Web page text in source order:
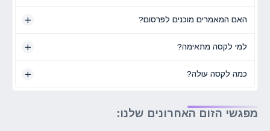
האם המאמרים מוכנים לפרסום?
למי לקסה מתאימה?
כמה לקסה עולה?
מפגשי הזום האחרונים שלנו: